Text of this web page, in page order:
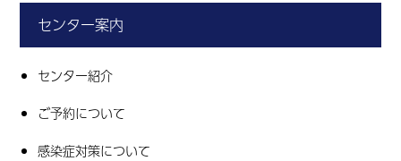
センター案内
センター紹介
ご予約について
感染症対策について